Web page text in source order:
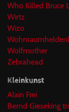
Who Killed Bruce
Wirtz
Wizo
Wolfmother
Zebrahead
Kleinkunst
Alain Frei
Bernd Gieseking